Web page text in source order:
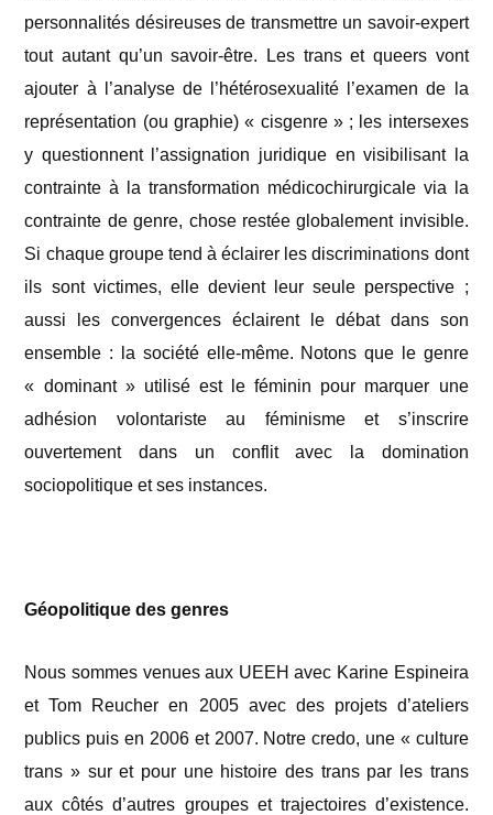
personnalités désireuses de transmettre un savoir-expert
tout autant qu’un savoir-être. Les trans et queers vont
ajouter à l’analyse de l’hétérosexualité l’examen de la
représentation (ou graphie) « cisgenre » ; les intersexes
y questionnent l’assignation juridique en visibilisant la
contrainte à la transformation médicochirurgicale via la
contrainte de genre, chose restée globalement invisible.
Si chaque groupe tend à éclairer les discriminations dont
ils sont victimes, elle devient leur seule perspective ;
aussi les convergences éclairent le débat dans son
ensemble : la société elle-même. Notons que le genre
« dominant » utilisé est le féminin pour marquer une
adhésion volontariste au féminisme et s’inscrire
ouvertement dans un conflit avec la domination
sociopolitique et ses instances.
Géopolitique des genres
Nous sommes venues aux UEEH avec Karine Espineira
et Tom Reucher en 2005 avec des projets d’ateliers
publics puis en 2006 et 2007. Notre credo, une « culture
trans » sur et pour une histoire des trans par les trans
aux côtés d’autres groupes et trajectoires d’existence.